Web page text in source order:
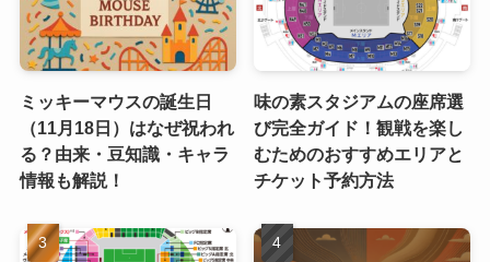
ミッキーマウスの誕生日
（11月18日）はなぜ祝われ
る？由来・豆知識・キャラ
情報も解説！
味の素スタジアムの座席選
び完全ガイド！観戦を楽し
むためのおすすめエリアと
チケット予約方法